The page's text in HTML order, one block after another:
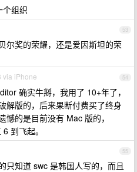
个组织
53
尔奖的荣耀，还是爱因斯坦的荣
54
via iPhone
确实牛掰，我用了 10+年了，
解版的，后来果断付费买了终身
憾的是目前没有 Mac 版的，
到飞起。
55
只知道 swc 是韩国人写的，而且